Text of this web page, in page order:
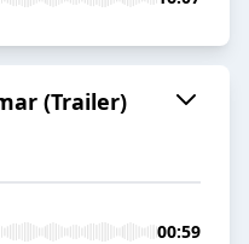
(Trailer)
00:59